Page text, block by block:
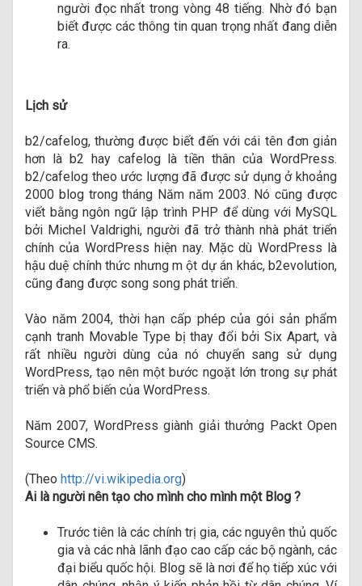
người đọc nhất trong vòng 48 tiếng. Nhờ đó bạn
biết được các thông tin quan trọng nhất đang diễn
ra.
Lịch sử
b2/cafelog, thường được biết đến với cái tên đơn giản
hơn là b2 hay cafelog là tiền thân của WordPress.
b2/cafelog theo ước lượng đã được sử dụng ở khoảng
2000 blog trong tháng Năm năm 2003. Nó cũng được
viết bằng ngôn ngữ lập trình PHP để dùng với MySQL
bởi Michel Valdrighi, người đã trở thành nhà phát triển
chính của WordPress hiện nay. Mặc dù WordPress là
hậu duệ chính thức nhưng m ột dự án khác, b2evolution,
cũng đang được song song phát triển.
Vào năm 2004, thời hạn cấp phép của gói sản phẩm
cạnh tranh Movable Type bị thay đổi bởi Six Apart, và
rất nhiều người dùng của nó chuyển sang sử dụng
WordPress, tạo nên một bước ngoặt lớn trong sự phát
triển và phổ biến của WordPress.
Năm 2007, WordPress giành giải thưởng Packt Open
Source CMS.
(Theo http://vi.wikipedia.org)
Ai là người nên tạo cho mình cho mình một Blog ?
Trước tiên là các chính trị gia, các nguyên thủ quốc
gia và các nhà lãnh đạo cao cấp các bộ ngành, các
đại biểu quốc hội. Blog sẽ là nơi để họ tiếp xúc với